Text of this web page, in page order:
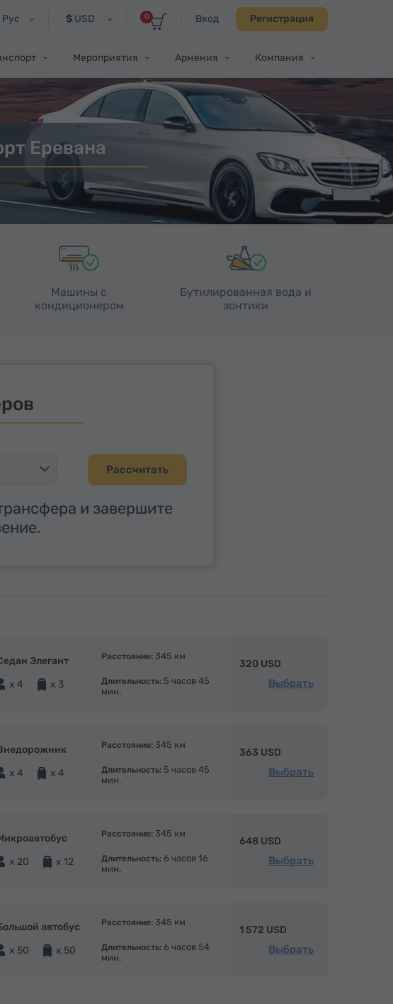
Вход Регистрация
0
$USD
Рус
Мероприятия Армения Компания
Еревана
Машины с
кондиционером
Бутилированная вода и
зонтики
Рассчитать
и завершите
Элегант
x 4
x 3
Расстояние: 345 км
Длительность: 5 часов 45
мин.
320 USD
Выбрать
x 4
x 4
Расстояние: 345 км
Длительность: 5 часов 45
мин.
363 USD
Выбрать
x 20
x 12
Расстояние: 345 км
Длительность: 6 часов 16
мин.
648 USD
Выбрать
автобус
x 50
x 50
Расстояние: 345 км
Длительность: 6 часов 54
мин.
1 572 USD
Выбрать